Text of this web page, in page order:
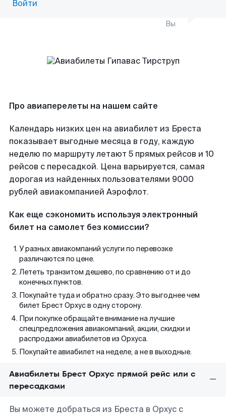
Войти
Вы
Про авиаперелеты на нашем сайте
Календарь низких цен на авиабилет из Бреста
показывает выгодные месяца в году, каждую
неделю по маршруту летают 5 прямых рейсов и 10
рейсов с пересадкой. Цена варьируется, самая
дорогая из найденных пользователями 9000
рублей авиакомпанией Аэрофлот.
Как еще сэкономить используя электронный
билет на самолет без комиссии?
У разных авиакомпаний услуги по перевозке
различаются по цене.
Лететь транзитом дешево, по сравнению от и до
конечных пунктов.
Покупайте туда и обратно сразу. Это выгоднее чем
билет Брест Орхус в одну сторону.
При покупке обращайте внимание на лучшие
спецпредложения авиакомпаний, акции, скидки и
распродажи авиабилетов из Орхуса.
Покупайте авиабилет на неделе, а не в выходные.
Авиабилеты Брест Орхус прямой рейс или с
пересадками
Вы можете добраться из Бреста в Орхус с